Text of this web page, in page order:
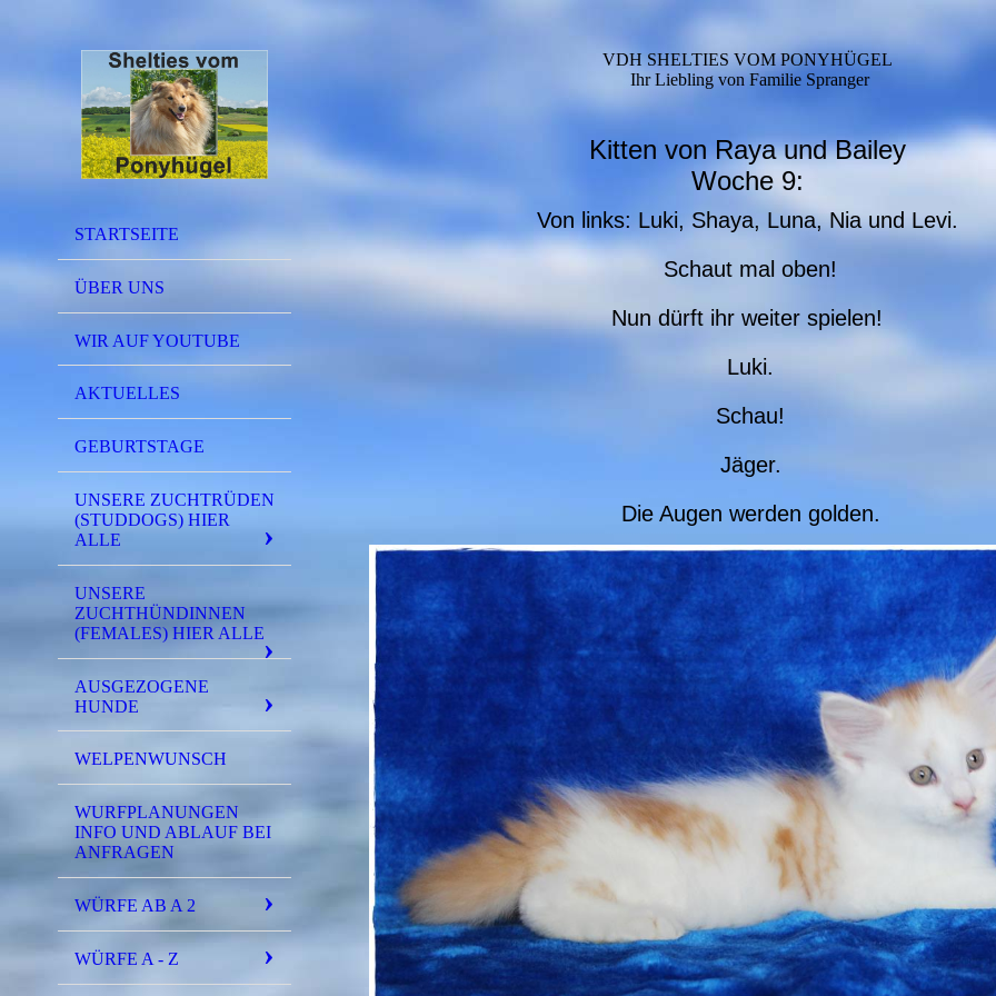
STARTSEITE
ÜBER UNS
WIR AUF YOUTUBE
AKTUELLES
GEBURTSTAGE
UNSERE ZUCHTRÜDEN
(STUDDOGS) HIER
ALLE
UNSERE
ZUCHTHÜNDINNEN
(FEMALES) HIER ALLE
AUSGEZOGENE
HUNDE
WELPENWUNSCH
WURFPLANUNGEN
INFO UND ABLAUF BEI
ANFRAGEN
WÜRFE AB A 2
WÜRFE A - Z
VDH SHELTIES VOM PONYHÜGEL
Ihr Liebling von Familie Spranger
Kitten von Raya und Bailey
Woche 9:
Von links: Luki, Shaya, Luna, Nia und Levi.
Schaut mal oben!
Nun dürft ihr weiter spielen!
Luki.
Schau!
Jäger.
Die Augen werden golden.